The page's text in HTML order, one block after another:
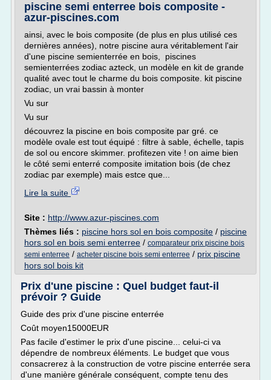
piscine semi enterree bois composite -
azur-piscines.com
ainsi, avec le bois composite (de plus en plus utilisé ces
dernières années), notre piscine aura véritablement l'air
d'une piscine semienterrée en bois, piscines
semienterrées zodiac azteck, un modèle en kit de grande
qualité avec tout le charme du bois composite. kit piscine
zodiac, un vrai bassin à monter
Vu sur
Vu sur
découvrez la piscine en bois composite par gré. ce
modèle ovale est tout équipé : filtre à sable, échelle, tapis
de sol ou encore skimmer. profitezen vite ! on aime bien
le côté semi enterré composite imitation bois (de chez
zodiac par exemple) mais estce que...
Lire la suite
Site : http://www.azur-piscines.com
Thèmes liés : piscine hors sol en bois composite / piscine
hors sol en bois semi enterree / comparateur prix piscine bois
semi enterree / acheter piscine bois semi enterree / prix piscine
hors sol bois kit
Prix d'une piscine : Quel budget faut-il
prévoir ? Guide
Guide des prix d'une piscine enterrée
Coût moyen15000EUR
Pas facile d'estimer le prix d'une piscine... celui-ci va
dépendre de nombreux éléments. Le budget que vous
consacrerez à la construction de votre piscine enterrée sera
d'une manière générale conséquent, compte tenu des